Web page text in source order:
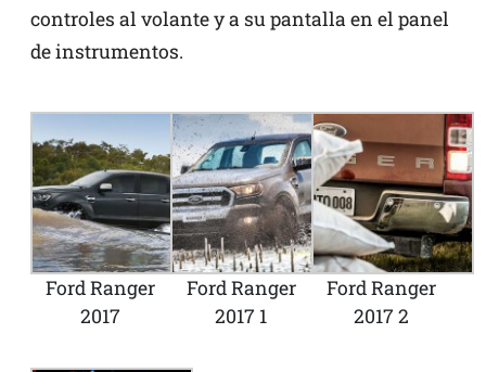
controles al volante y a su pantalla en el panel
de instrumentos.
Ford Ranger
2017
Ford Ranger
2017 1
Ford Ranger
2017 2